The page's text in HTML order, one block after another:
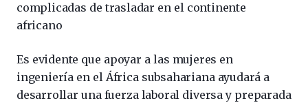
complicadas de trasladar en el continente
africano
Es evidente que apoyar a las mujeres en
ingeniería en el África subsahariana ayudará a
desarrollar una fuerza laboral diversa y preparada